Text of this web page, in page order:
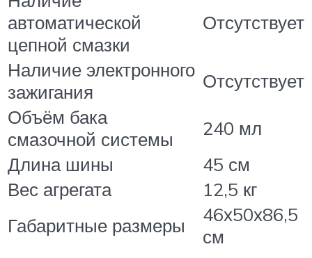
автоматической
цепной смазки
Отсутствует
Наличие электронного
зажигания
Отсутствует
Объём бака
смазочной системы
240 мл
Длина шины
45 см
Вес агрегата
12,5 кг
Габаритные размеры
46х50х86,5
см